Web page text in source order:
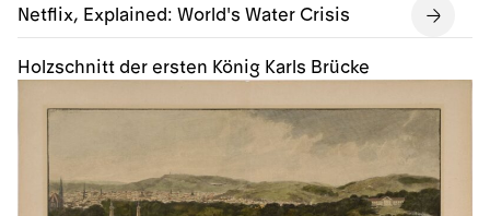
Netflix, Explained: World's Water Crisis
Holzschnitt der ersten König Karls Brücke